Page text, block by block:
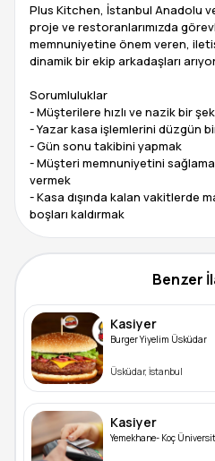
Plus Kitchen, İstanbul Anadolu
proje ve restoranlarımızda
memnuniyetine önem veren,
dinamik bir ekip arkadaşları
Sorumluluklar
- Müşterilere hızlı ve nazik bir
- Yazar kasa işlemlerini düzgün
- Gün sonu takibini yapmak
- Müşteri memnuniyetini
vermek
- Kasa dışında kalan vakitlerde
boşları kaldırmak
Benzer
Kasiyer
Burger Yiyelim Üsküdar
Üsküdar, İstanbul
Kasiyer
Yemekhane- Koç